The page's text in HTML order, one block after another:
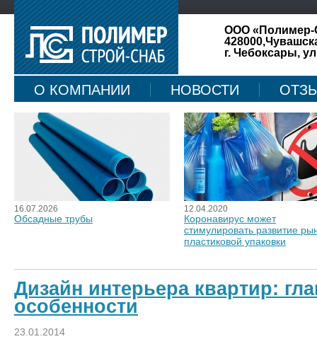
ООО «Полимер-
г. Чебоксары,
О КОМПАНИИ НОВОСТИ
КАРТА САЙТА
16.07.2026
Обсадные трубы
12.04.2020
Коронавирус может
стимулировать развитие
пластиковой упаковки
Дизайн интерьера квартир:
особенности
23.01.2014